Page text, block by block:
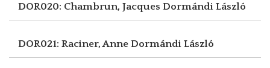
DOR020: Chambrun, Jacques Dormándi László
DOR021: Raciner, Anne Dormándi László